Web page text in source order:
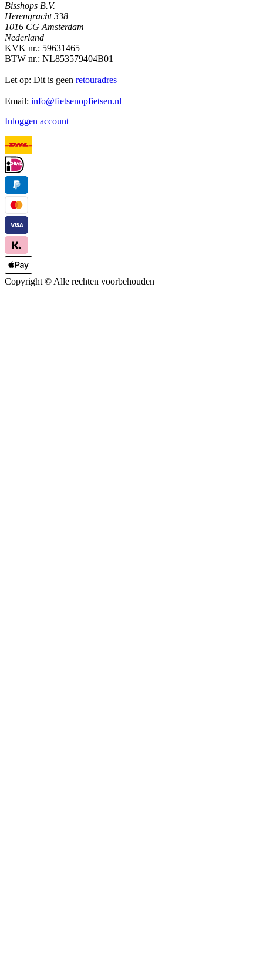
Bisshops B.V.
Herengracht 338
1016 CG Amsterdam
Nederland
KVK nr.: 59631465
BTW nr.: NL853579404B01
Let op: Dit is geen retouradres
Email: info@fietsenopfietsen.nl
Inloggen account
Copyright © Alle rechten voorbehouden